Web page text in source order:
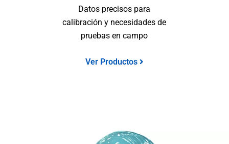
Datos precisos para
calibración y necesidades de
pruebas en campo
Ver Productos